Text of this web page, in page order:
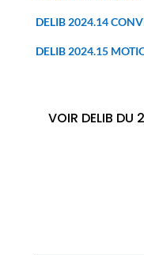
DELIB 2024.14
DELIB 2024.15
VOIR DELIB DU